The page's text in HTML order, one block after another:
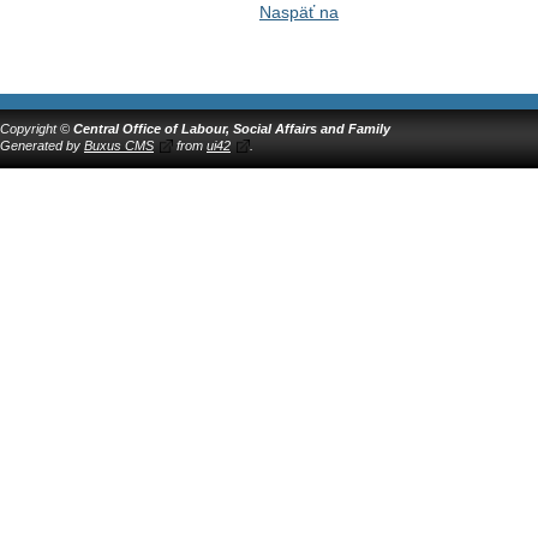
Naspäť na
Copyright © Central Office of Labour, Social Affairs and Family
Generated by Buxus CMS from ui42